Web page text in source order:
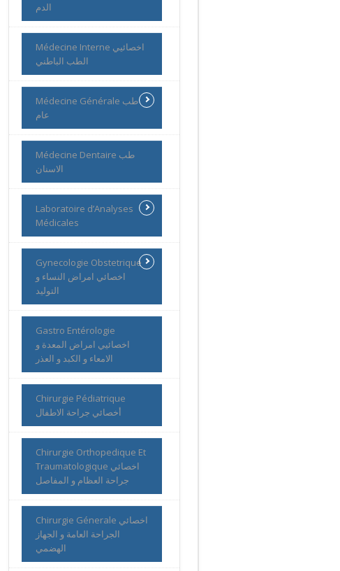
الدم
Médecine Interne اخصائيي
الطب الباطني
Médecine Générale طب
عام
Médecine Dentaire طب
الاسنان
Laboratoire d’Analyses
Médicales
Gynecologie Obstetrique
اخصائي امراض النساء و
التوليد
Gastro Entérologie
اخصائيي امراض المعدة و
الامعاء و الكبد و العذر
Chirurgie Pédiatrique
أخصائي جراحة الاطفال
Chirurgie Orthopedique Et
Traumatologique اخصائي
جراحة العظام و المفاصل
Chirurgie Génerale اخصائي
الجراحة العامة و الجهاز
الهضمي